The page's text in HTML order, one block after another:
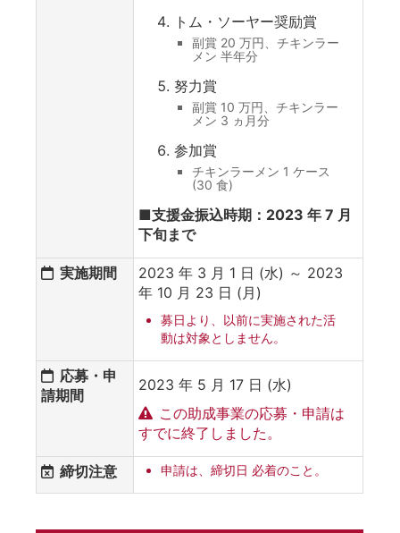
トム・ソーヤー奨励賞
副賞 20 万円、チキンラー
メン 半年分
努力賞
副賞 10 万円、チキンラー
メン 3 ヵ月分
参加賞
チキンラーメン 1 ケース
(30 食)
■支援金振込時期：2023 年 7 月
下旬まで
実施期間
2023 年 3 月 1 日 (水) ～ 2023
年 10 月 23 日 (月)
募日より、以前に実施された活
動は対象としません。
応募・申
請期間
2023 年 5 月 17 日 (水)
この助成事業の応募・申請は
すでに終了しました。
締切注意 申請は、締切日 必着のこと。